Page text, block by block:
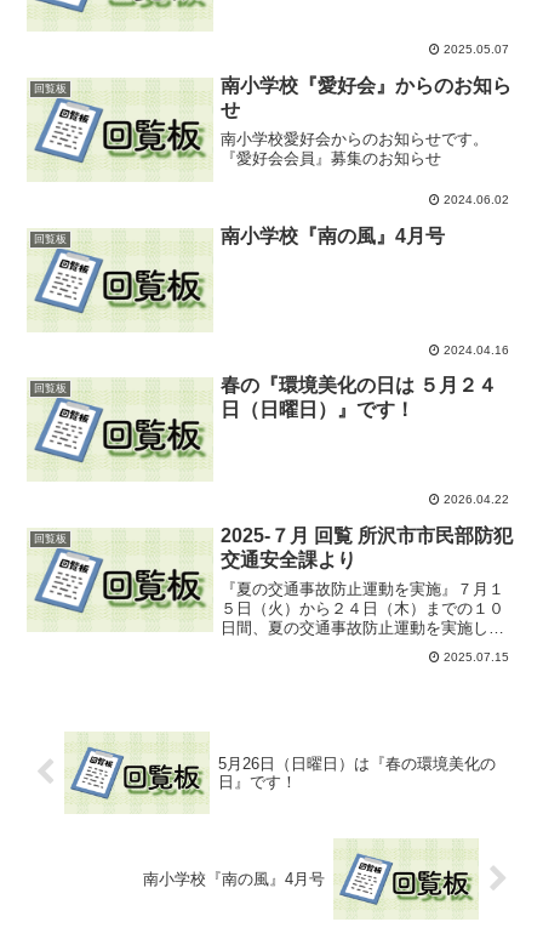
2025.05.07
回覧板
南小学校『愛好会』からのお知ら
せ
南小学校愛好会からのお知らせです。
『愛好会会員』募集のお知らせ
2024.06.02
回覧板 南小学校『南の風』4月号
2024.04.16
回覧板
春の『環境美化の日は ５月２４
日（日曜日）』です！
2026.04.22
回覧板
2025-７月 回覧 所沢市市民部防犯
交通安全課より
『夏の交通事故防止運動を実施』７月１
５日（火）から２４日（木）までの１０
日間、夏の交通事故防止運動を実施しま
す。交通事故を一件でも減らすため、一
人ひとりが安全意識を高め、正しい交通
2025.07.15
5月26日（日曜日）は『春の環境美化の
日』です！
南小学校『南の風』4月号